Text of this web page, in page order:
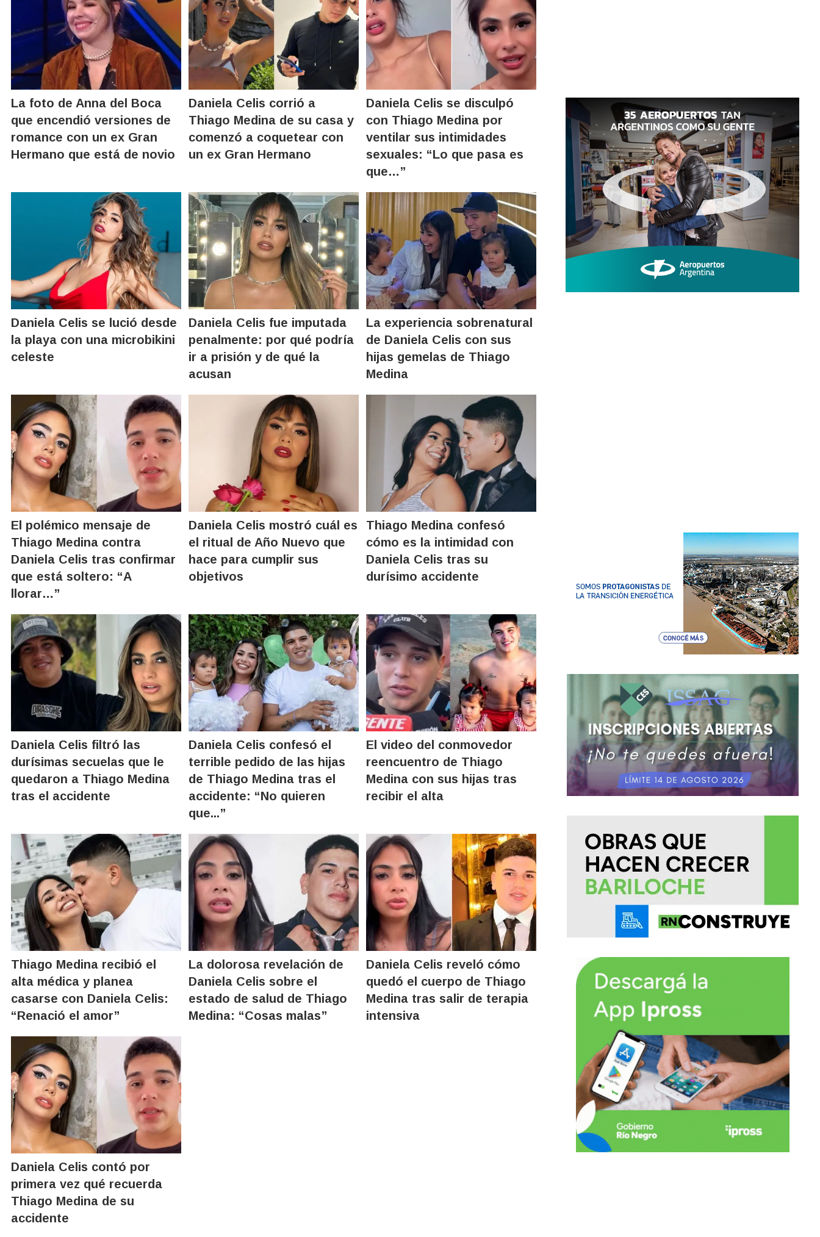
La foto de Anna del Boca
que encendió versiones de
romance con un ex Gran
Hermano que está de novio
Daniela Celis corrió a
Thiago Medina de su casa y
comenzó a coquetear con
un ex Gran Hermano
Daniela Celis se disculpó
con Thiago Medina por
ventilar sus intimidades
sexuales: “Lo que pasa es
que…”
Daniela Celis se lució desde
la playa con una microbikini
celeste
Daniela Celis fue imputada
penalmente: por qué podría
ir a prisión y de qué la
acusan
La experiencia sobrenatural
de Daniela Celis con sus
hijas gemelas de Thiago
Medina
El polémico mensaje de
Thiago Medina contra
Daniela Celis tras confirmar
que está soltero: “A
llorar…”
Daniela Celis mostró cuál es
el ritual de Año Nuevo que
hace para cumplir sus
objetivos
Thiago Medina confesó
cómo es la intimidad con
Daniela Celis tras su
durísimo accidente
Daniela Celis filtró las
durísimas secuelas que le
quedaron a Thiago Medina
tras el accidente
Daniela Celis confesó el
terrible pedido de las hijas
de Thiago Medina tras el
accidente: “No quieren
que...”
El video del conmovedor
reencuentro de Thiago
Medina con sus hijas tras
recibir el alta
Thiago Medina recibió el
alta médica y planea
casarse con Daniela Celis:
“Renació el amor”
La dolorosa revelación de
Daniela Celis sobre el
estado de salud de Thiago
Medina: “Cosas malas”
Daniela Celis reveló cómo
quedó el cuerpo de Thiago
Medina tras salir de terapia
intensiva
Daniela Celis contó por
primera vez qué recuerda
Thiago Medina de su
accidente